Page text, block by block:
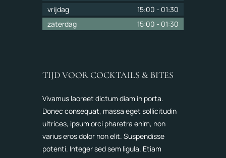
vrijdag
15:00 - 01:30
zaterdag
15:00 - 01:30
TIJD VOOR COCKTAILS & BITES
Vivamus laoreet dictum diam in porta.
Donec consequat, massa eget sollicitudin
ultrices, ipsum orci pharetra enim, non
varius eros dolor non elit. Suspendisse
potenti. Integer sed sem ligula. Etiam